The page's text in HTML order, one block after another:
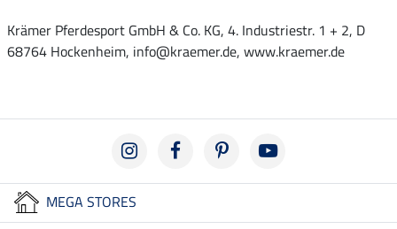
Krämer Pferdesport GmbH & Co. KG, 4. Industriestr. 1 + 2, D
68764 Hockenheim, info@kraemer.de, www.kraemer.de
MEGA STORES